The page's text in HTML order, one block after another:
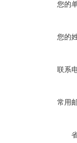
您的
您的
联系
常用